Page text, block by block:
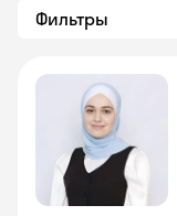
Фильтры